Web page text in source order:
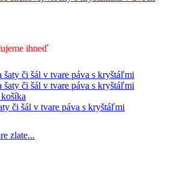
si
vybrať
na
stránke
produktu.
ihneď
či šál v tvare páva s kryštáľmi
zlate...